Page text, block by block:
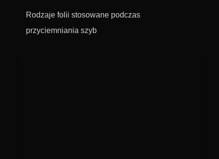
Rodzaje folii stosowane podczas
przyciemniania szyb